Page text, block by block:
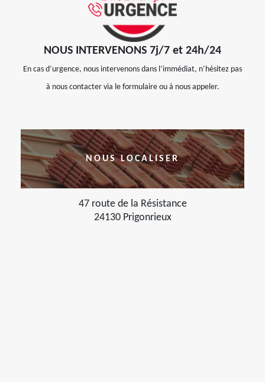
NOUS INTERVENONS 7j/7 et 24h/24
En cas d’urgence, nous intervenons dans l’immédiat, n’hésitez pas
à nous contacter via le formulaire ou à nous appeler.
NOUS LOCALISER
47 route de la Résistance
24130 Prigonrieux